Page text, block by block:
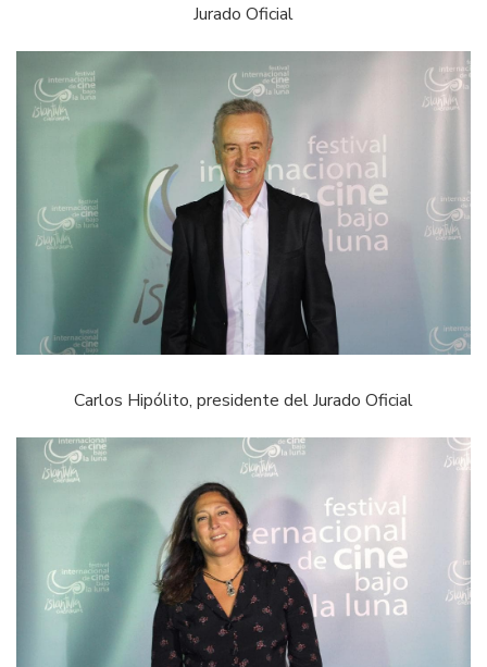
Jurado Oficial
Carlos Hipólito, presidente del Jurado Oficial